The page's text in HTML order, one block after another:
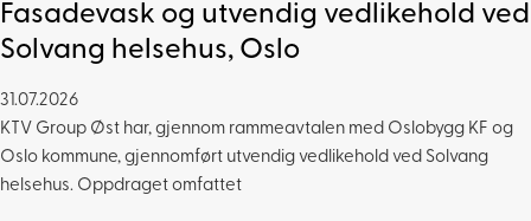
Fasadevask og utvendig vedlikehold ved
Solvang helsehus, Oslo
31.07.2026
KTV Group Øst har, gjennom rammeavtalen med Oslobygg KF og
Oslo kommune, gjennomført utvendig vedlikehold ved Solvang
helsehus. Oppdraget omfattet